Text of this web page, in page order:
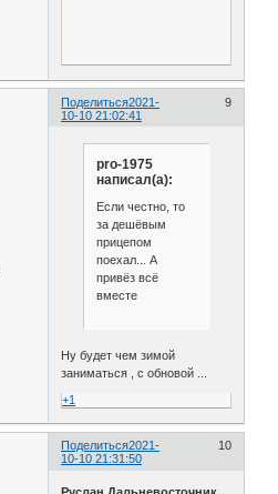
Поделиться 9
2021-
10-10 21:02:41
pro-1975
написал(а):
Если честно, то
за дешёвым
прицепом
поехал... А
привёз всё
вместе
Ну будет чем зимой
заниматься , с обновой ...
+1
Поделиться 10
2021-
10-10 21:31:50